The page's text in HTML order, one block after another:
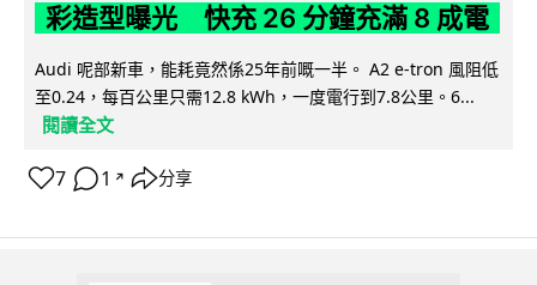
彩造型曝光 快充 26 分鐘充滿 8 成電
Audi 呢部新車，能耗竟然係25年前嘅一半。 A2 e-tron 風阻低
至0.24，每百公里只需12.8 kWh，一度電行到7.8公里。6...
閱讀全文
7 1 ↗ 分享